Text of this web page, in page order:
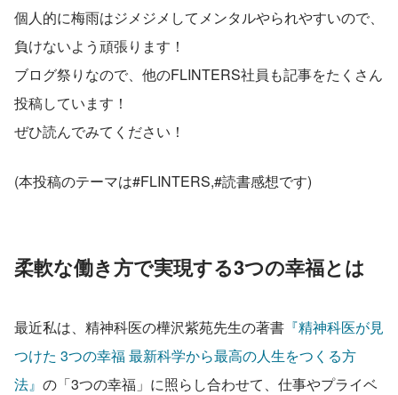
個人的に梅雨はジメジメしてメンタルやられやすいので、
負けないよう頑張ります！
ブログ祭りなので、他のFLINTERS社員も記事をたくさん
投稿しています！
ぜひ読んでみてください！
(本投稿のテーマは#FLINTERS,#読書感想です)
柔軟な働き方で実現する3つの幸福とは
最近私は、精神科医の樺沢紫苑先生の著書 『精神科医が見
つけた 3つの幸福 最新科学から最高の人生をつくる方
法』 の「3つの幸福」に照らし合わせて、仕事やプライベ